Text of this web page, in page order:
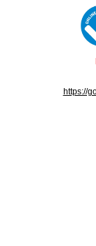
https://